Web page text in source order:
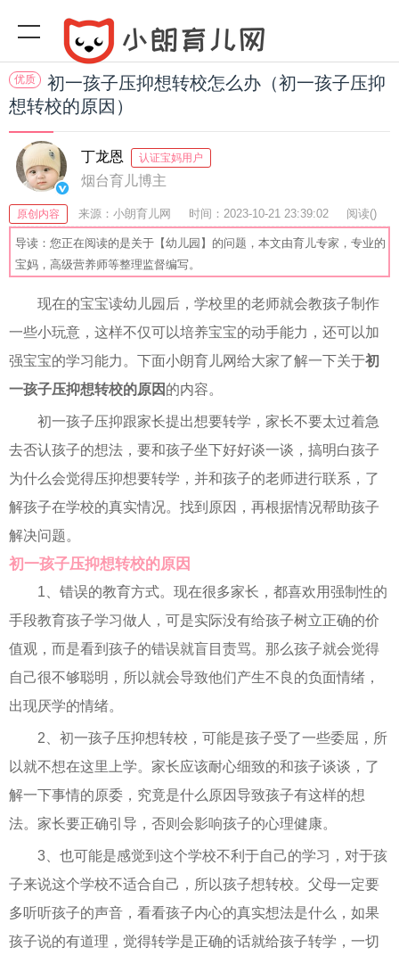
优质
初一孩子压抑想转校怎么办（初一孩子压抑
想转校的原因）
丁龙恩 认证宝妈用户
烟台育儿博主
原创内容 来源：小朗育儿网 时间：2023-10-21 23:39:02 阅读()
收藏：25 分享：40 爆
导读：您正在阅读的是关于【幼儿园】的问题，本文由育儿专家，专业的
宝妈，高级营养师等整理监督编写。
现在的宝宝读幼儿园后，学校里的老师就会教孩子制作
一些小玩意，这样不仅可以培养宝宝的动手能力，还可以加
强宝宝的学习能力。下面小朗育儿网给大家了解一下关于初
一孩子压抑想转校的原因 的内容。
初一孩子压抑跟家长提出想要转学，家长不要太过着急
去否认孩子的想法，要和孩子坐下好好谈一谈，搞明白孩子
为什么会觉得压抑想要转学，并和孩子的老师进行联系，了
解孩子在学校的真实情况。找到原因，再根据情况帮助孩子
解决问题。
初一孩子压抑想转校的原因
1、错误的教育方式。现在很多家长，都喜欢用强制性的
手段教育孩子学习做人，可是实际没有给孩子树立正确的价
值观，而是看到孩子的错误就盲目责骂。那么孩子就会觉得
自己很不够聪明，所以就会导致他们产生不良的负面情绪，
出现厌学的情绪。
2、初一孩子压抑想转校，可能是孩子受了一些委屈，所
以就不想在这里上学。家长应该耐心细致的和孩子谈谈，了
解一下事情的原委，究竟是什么原因导致孩子有这样的想
法。家长要正确引导，否则会影响孩子的心理健康。
3、也可能是感觉到这个学校不利于自己的学习，对于孩
子来说这个学校不适合自己，所以孩子想转校。父母一定要
多听听孩子的声音，看看孩子内心的真实想法是什么，如果
孩子说的有道理，觉得转学是正确的话就给孩子转学，一切